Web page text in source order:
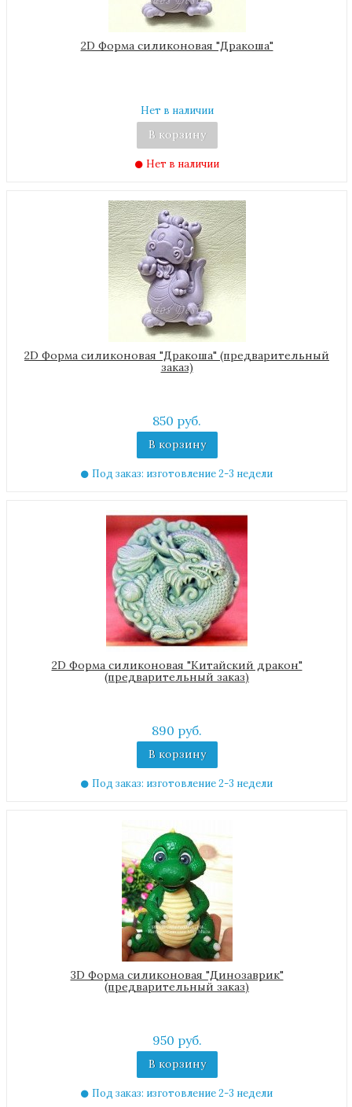
2D Форма силиконовая "Дракоша"
Нет в наличии
В корзину
Нет в наличии
2D Форма силиконовая "Дракоша" (предварительный
заказ)
850 руб.
В корзину
Под заказ: изготовление 2-3 недели
2D Форма силиконовая "Китайский дракон"
(предварительный заказ)
890 руб.
В корзину
Под заказ: изготовление 2-3 недели
3D Форма силиконовая "Динозаврик"
(предварительный заказ)
950 руб.
В корзину
Под заказ: изготовление 2-3 недели